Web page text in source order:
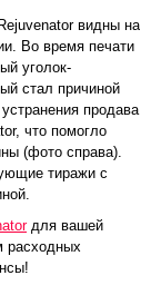
видны на
Во время печати
уголок-
стал причиной
продава
что помогло
(фото справа).
тиражи с
для вашей
расходных